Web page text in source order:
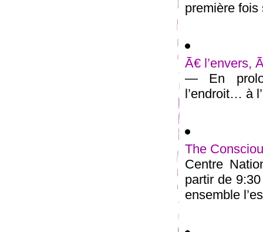
première fois
Ã€ l’envers,
— En
l’endroit… à
The
Centre
partir de
ensemble